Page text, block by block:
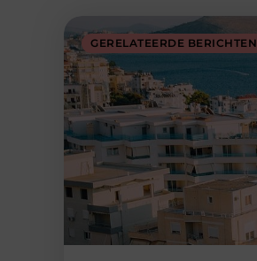
GERELATEERDE BERICHTEN